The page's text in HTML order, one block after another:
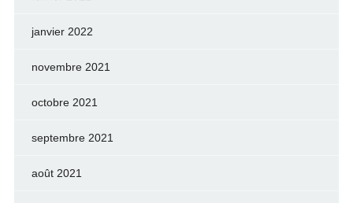
janvier 2022
novembre 2021
octobre 2021
septembre 2021
août 2021